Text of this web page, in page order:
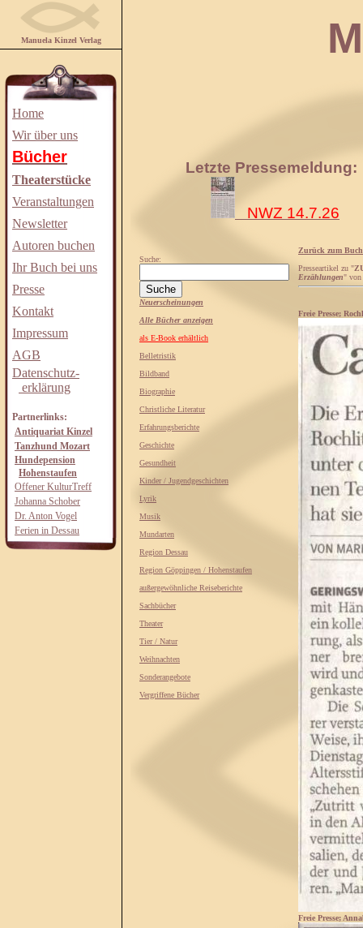
Manuela Kinzel Verlag
Home
Wir über uns
Bücher
Theaterstücke
Veranstaltungen
Newsletter
Autoren buchen
Ihr Buch bei uns
Presse
Kontakt
Impressum
AGB
Datenschutz-
erklärung
Partnerlinks:
Antiquariat Kinzel
Tanzhund Mozart
Hundepension
Hohenstaufen
Offener KulturTreff
Johanna Schober
Dr. Anton Vogel
Ferien in Dessau
Letzte Pressemeldung:
NWZ 14.7.26
Suche:
Neuerscheinungen
Alle Bücher anzeigen
als E-Book erhältlich
Belletristik
Bildband
Biographie
Christliche Literatur
Erfahrungsberichte
Geschichte
Gesundheit
Kinder / Jugendgeschichten
Lyrik
Musik
Mundarten
Region Dessau
Region Göppingen / Hohenstaufen
außergewöhnliche Reiseberichte
Sachbücher
Theater
Tier / Natur
Weihnachten
Sonderangebote
Vergriffene Bücher
Zurück zum Buch
Presseartikel zu "
Erzählungen" von
Freie Presse;
Freie Presse;